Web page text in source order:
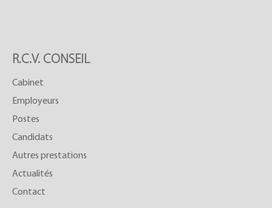
R.C.V. CONSEIL
Cabinet
Employeurs
Postes
Candidats
Autres prestations
Actualités
Contact